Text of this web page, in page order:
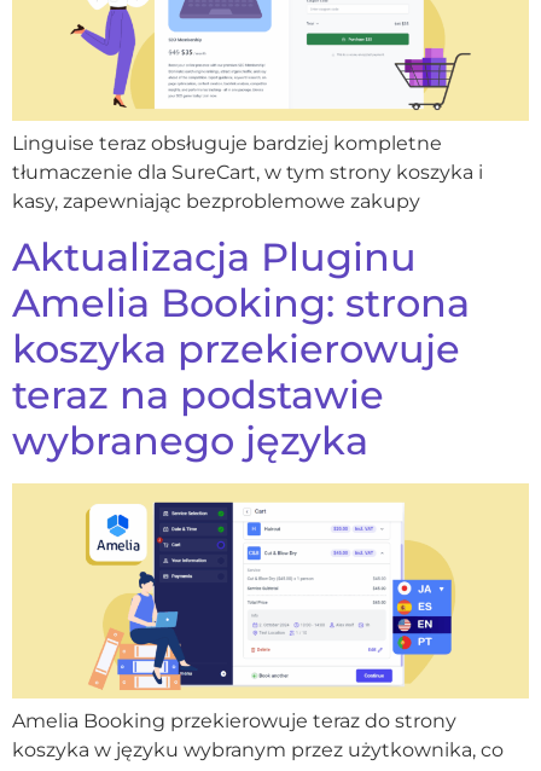
Linguise teraz obsługuje bardziej kompletne
tłumaczenie dla SureCart, w tym strony koszyka i
kasy, zapewniając bezproblemowe zakupy
Aktualizacja Pluginu
Amelia Booking: strona
koszyka przekierowuje
teraz na podstawie
wybranego języka
Amelia Booking przekierowuje teraz do strony
koszyka w języku wybranym przez użytkownika, co